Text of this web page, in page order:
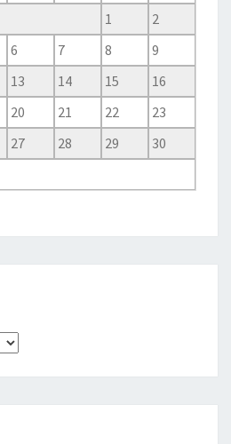
1
2
6 7 8
9
13 14 15
16
20 21 22
23
27 28 29
30